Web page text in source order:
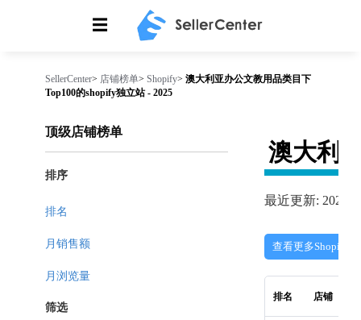
☰
SellerCenter> 店铺榜单> Shopify> 澳大利亚办公文教用品类目下
Top100的shopify独立站 - 2025
澳大利
最近更新: 2026-
查看更多Shopify
排名 店铺
顶级店铺榜单
排序
排名
月销售额
月浏览量
筛选